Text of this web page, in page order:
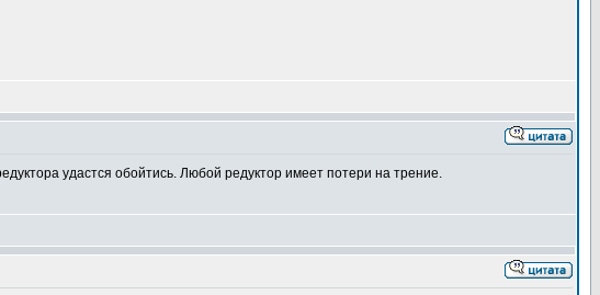
удастся обойтись. Любой редуктор имеет потери на трение.